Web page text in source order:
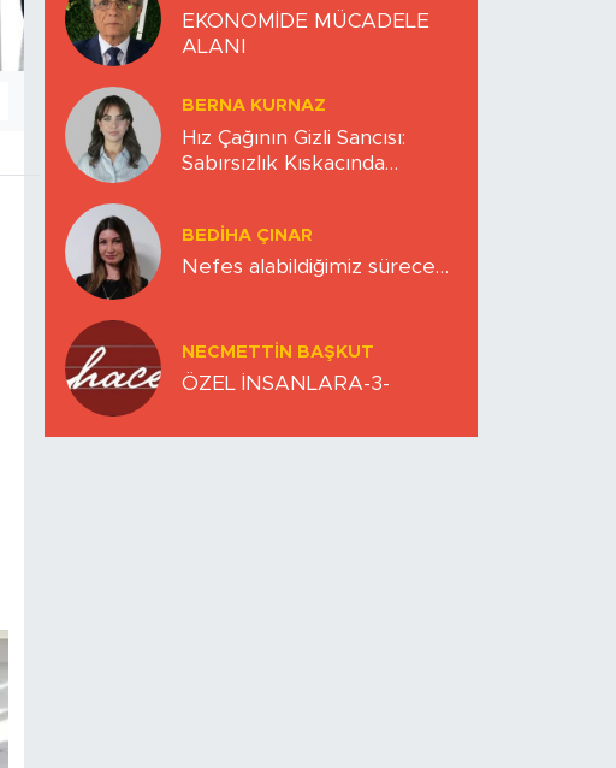
EKONOMİDE MÜCADELE
ALANI
BERNA KURNAZ
Hız Çağının Gizli Sancısı:
Sabırsızlık Kıskacında
BEDIHA ÇINAR
Nefes alabildiğimiz sürece…
NECMETTIN BAŞKUT
ÖZEL İNSANLARA-3-